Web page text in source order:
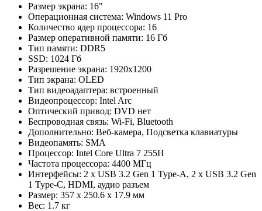
Размер экрана: 16"
Операционная система: Windows 11 Pro
Количество ядер процессора: 16
Размер оперативной памяти: 16 Гб
Тип памяти: DDR5
SSD: 1024 Гб
Разрешение экрана: 1920x1200
Тип экрана: OLED
Тип видеоадаптера: встроенный
Видеопроцессор: Intel Arc
Оптический привод: DVD нет
Беспроводная связь: Wi-Fi, Bluetooth
Дополнительно: Веб-камера, Подсветка клавиатуры
Видеопамять: SMA
Процессор: Intel Core Ultra 7 255H
Частота процессора: 4400 МГц
Интерфейсы: 2 x USB 3.2 Gen 1 Type-A, 2 x USB 3.2 Gen
1 Type-C, HDMI, аудио разъем
Размер: 357 x 250.6 x 17.9 мм
Вес: 1.7 кг